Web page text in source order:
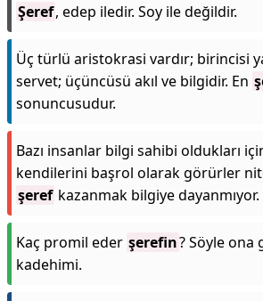
Şeref, edep iledir. Soy ile değildir.
Üç türlü aristokrasi vardır; birincisi
servet; üçüncüsü akıl ve bilgidir. En
sonuncusudur.
Bazı insanlar bilgi sahibi oldukları
kendilerini başrol olarak görürler
şeref kazanmak bilgiye dayanmıyor.
Kaç promil eder şerefin? Söyle ona
kadehimi.